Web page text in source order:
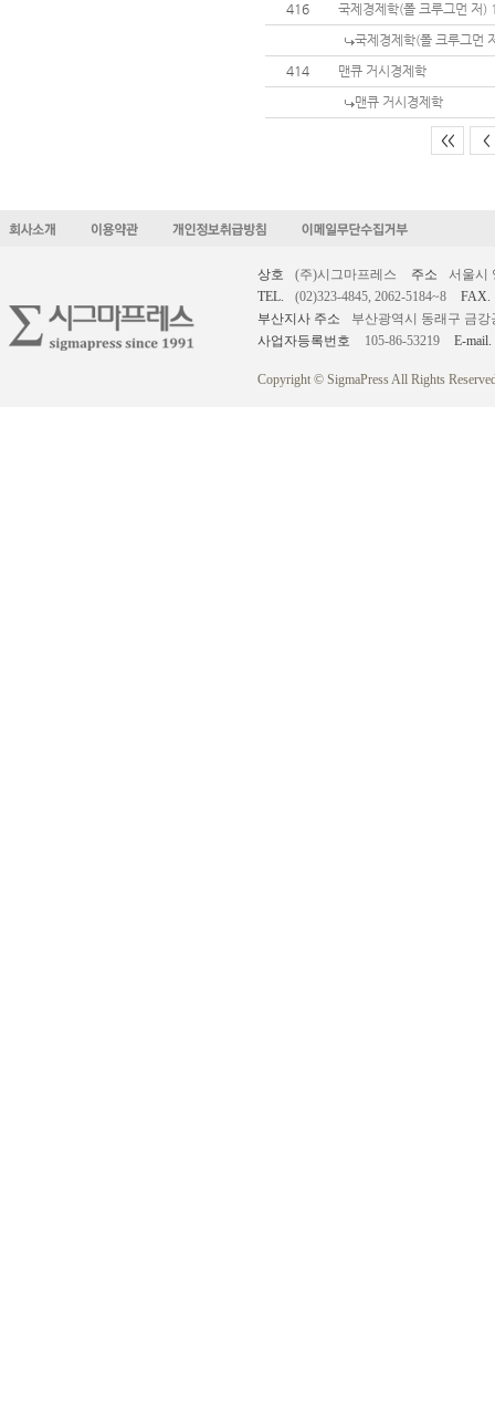
416
국제경제학(폴 크루그먼 저)
국제경제학(폴 크루그먼
414
맨큐 거시경제학
맨큐 거시경제학
<< <
상호 (주)시그마프레스 주소
서울시
TEL.
(02)323-4845, 2062-5184~8
FAX.
부산지사 주소
부산광역시 동래구 금강
사업자등록번호
105-86-53219 E-mail.
Copyright © SigmaPress All Rights